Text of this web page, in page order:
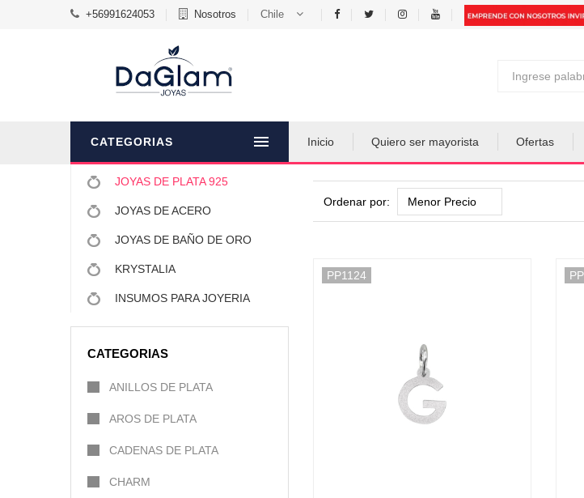
+56991624053 Nosotros Chile
CATEGORIAS Inicio Quiero ser mayorista Ofertas
JOYAS DE PLATA 925
JOYAS DE ACERO
JOYAS DE BAÑO DE ORO
KRYSTALIA
INSUMOS PARA JOYERIA
Ordenar por:
PP1124
CATEGORIAS
ANILLOS DE PLATA
AROS DE PLATA
CADENAS DE PLATA
CHARM